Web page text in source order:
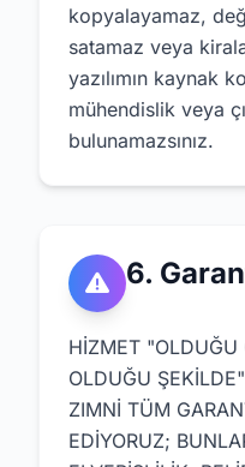
kopyalayamaz,
satamaz veya
yazılımın kaynak
mühendislik veya
bulunamazsınız.
6.
HİZMET
OLDUĞU
ZIMNİ TÜM
EDİYORUZ;